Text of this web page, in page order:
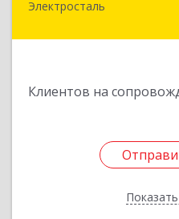
Электросталь
Клиентов на
144006,